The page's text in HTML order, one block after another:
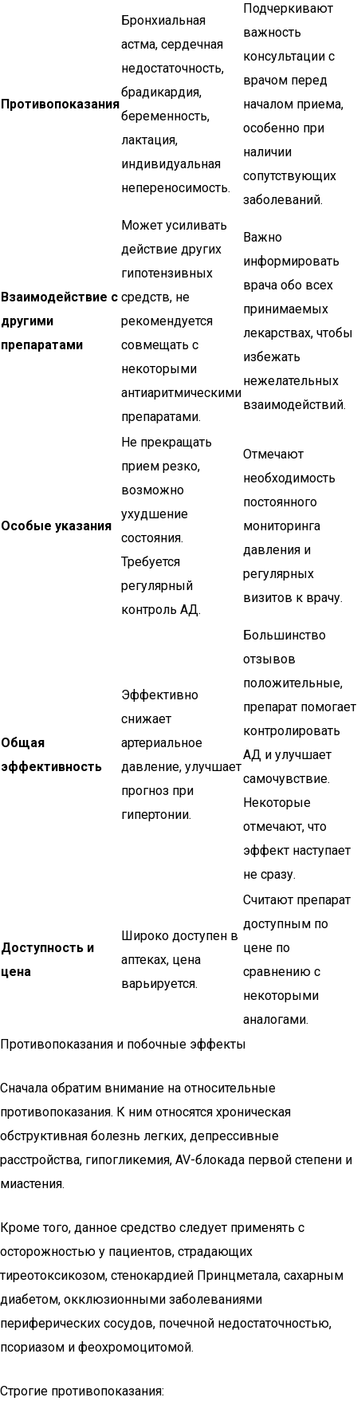
Противопоказания
Бронхиальная
астма, сердечная
недостаточность,
брадикардия,
беременность,
лактация,
индивидуальная
непереносимость.
Подчеркивают
важность
консультации с
врачом перед
началом приема,
особенно при
наличии
сопутствующих
заболеваний.
Взаимодействие с
другими
препаратами
Может усиливать
действие других
гипотензивных
средств, не
рекомендуется
совмещать с
некоторыми
антиаритмическими
препаратами.
Важно
информировать
врача обо всех
принимаемых
лекарствах, чтобы
избежать
нежелательных
взаимодействий.
Особые указания
Не прекращать
прием резко,
возможно
ухудшение
состояния.
Требуется
регулярный
контроль АД.
Отмечают
необходимость
постоянного
мониторинга
давления и
регулярных
визитов к врачу.
Общая
эффективность
Эффективно
снижает
артериальное
давление, улучшает
прогноз при
гипертонии.
Большинство
отзывов
положительные,
препарат помогает
контролировать
АД и улучшает
самочувствие.
Некоторые
отмечают, что
эффект наступает
не сразу.
Доступность и
цена
Широко доступен в
аптеках, цена
варьируется.
Считают препарат
доступным по
цене по
сравнению с
некоторыми
аналогами.
Противопоказания и побочные эффекты
Сначала обратим внимание на относительные
противопоказания. К ним относятся хроническая
обструктивная болезнь легких, депрессивные
расстройства, гипогликемия, AV-блокада первой степени и
миастения.
Кроме того, данное средство следует применять с
осторожностью у пациентов, страдающих
тиреотоксикозом, стенокардией Принцметала, сахарным
диабетом, окклюзионными заболеваниями
периферических сосудов, почечной недостаточностью,
псориазом и феохромоцитомой.
Строгие противопоказания: